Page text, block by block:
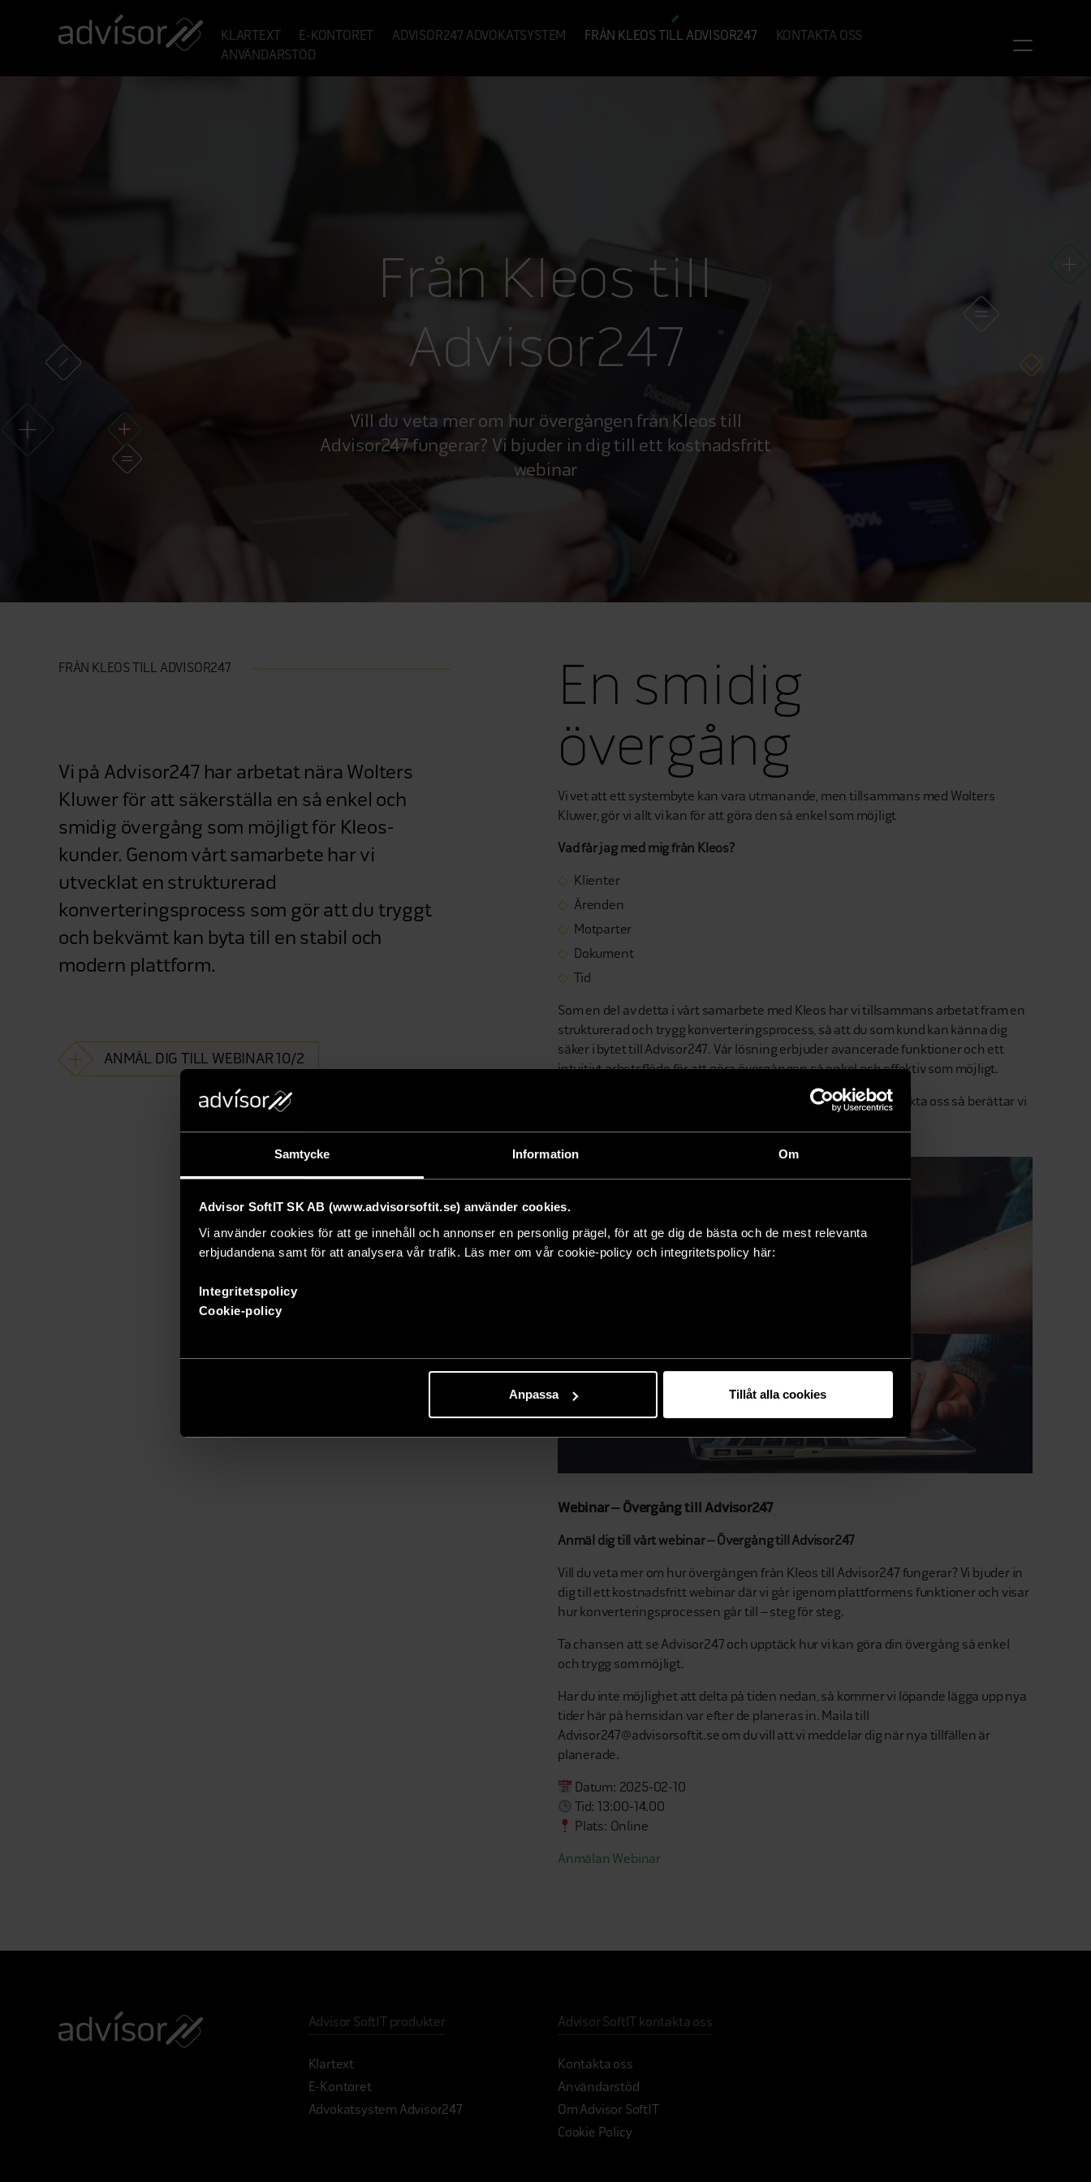
Samtycke Information Om
Advisor SoftIT SK AB (www.advisorsoftit.se) använder cookies.
Vi använder cookies för att ge innehåll och annonser en personlig prägel, för att ge dig de bästa och de mest relevanta
erbjudandena samt för att analysera vår trafik. Läs mer om vår cookie-policy och integritetspolicy här:
Integritetspolicy
Cookie-policy
Anpassa Tillåt alla cookies
KLARTEXT E-KONTORET ADVISOR247 ADVOKATSYSTEM FRÅN KLEOS TILL ADVISOR247
KONTAKTA OSS
ANVÄNDARSTÖD
Från Kleos till
Advisor247
Vill du veta mer om hur övergången från Kleos till
Advisor247 fungerar? Vi bjuder in dig till ett kostnadsfritt
webinar
FRÅN KLEOS TILL ADVISOR247
Vi på Advisor247 har arbetat nära Wolters
Kluwer för att säkerställa en så enkel och
smidig övergång som möjligt för Kleos-
kunder. Genom vårt samarbete har vi
utvecklat en strukturerad
konverteringsprocess som gör att du tryggt
och bekvämt kan byta till en stabil och
modern plattform.
ANMÄL DIG TILL WEBINAR 10/2
En smidig
övergång
Vi vet att ett systembyte kan vara utmanande, men tillsammans med Wolters
Kluwer, gör vi allt vi kan för att göra den så enkel som möjligt
Vad får jag med mig från Kleos?
Klienter
Ärenden
Motparter
Dokument
Tid
Som en del av detta i vårt samarbete med Kleos har vi tillsammans arbetat fram en
strukturerad och trygg konverteringsprocess, så att du som kund kan känna dig
säker i bytet till Advisor247. Vår lösning erbjuder avancerade funktioner och ett
intuitivt arbetsflöde för att göra övergången så enkel och effektiv som möjligt.
Har du frågor eller vill veta mer om hur vi kan hjälpa dig? Kontakta oss så berättar vi
Webinar – Övergång till Advisor247
Anmäl dig till vårt webinar – Övergång till Advisor247
Vill du veta mer om hur övergången från Kleos till Advisor247 fungerar? Vi bjuder in
dig till ett kostnadsfritt webinar där vi går igenom plattformens funktioner och visar
hur konverteringsprocessen går till – steg för steg.
Ta chansen att se Advisor247 och upptäck hur vi kan göra din övergång så enkel
och trygg som möjligt.
Har du inte möjlighet att delta på tiden nedan, så kommer vi löpande lägga upp nya
tider här på hemsidan var efter de planeras in. Maila till
Advisor247@advisorsoftit.se om du vill att vi meddelar dig när nya tillfällen är
planerade.
Datum: 2025-02-10
Tid: 13:00-14.00
Plats: Online
Anmälan Webinar
Advisor SoftIT produkter
Klartext
E-Kontoret
Advokatsystem Advisor247
Advisor SoftIT kontakta oss
Kontakta oss
Användarstöd
Om Advisor SoftIT
Cookie Policy